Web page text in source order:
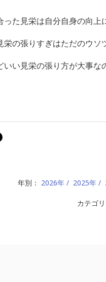
た見栄は自分自身の向上
の張りすぎはただのウソ
い見栄の張り方が大事な
年別： 2026年 2025年
カテゴリ